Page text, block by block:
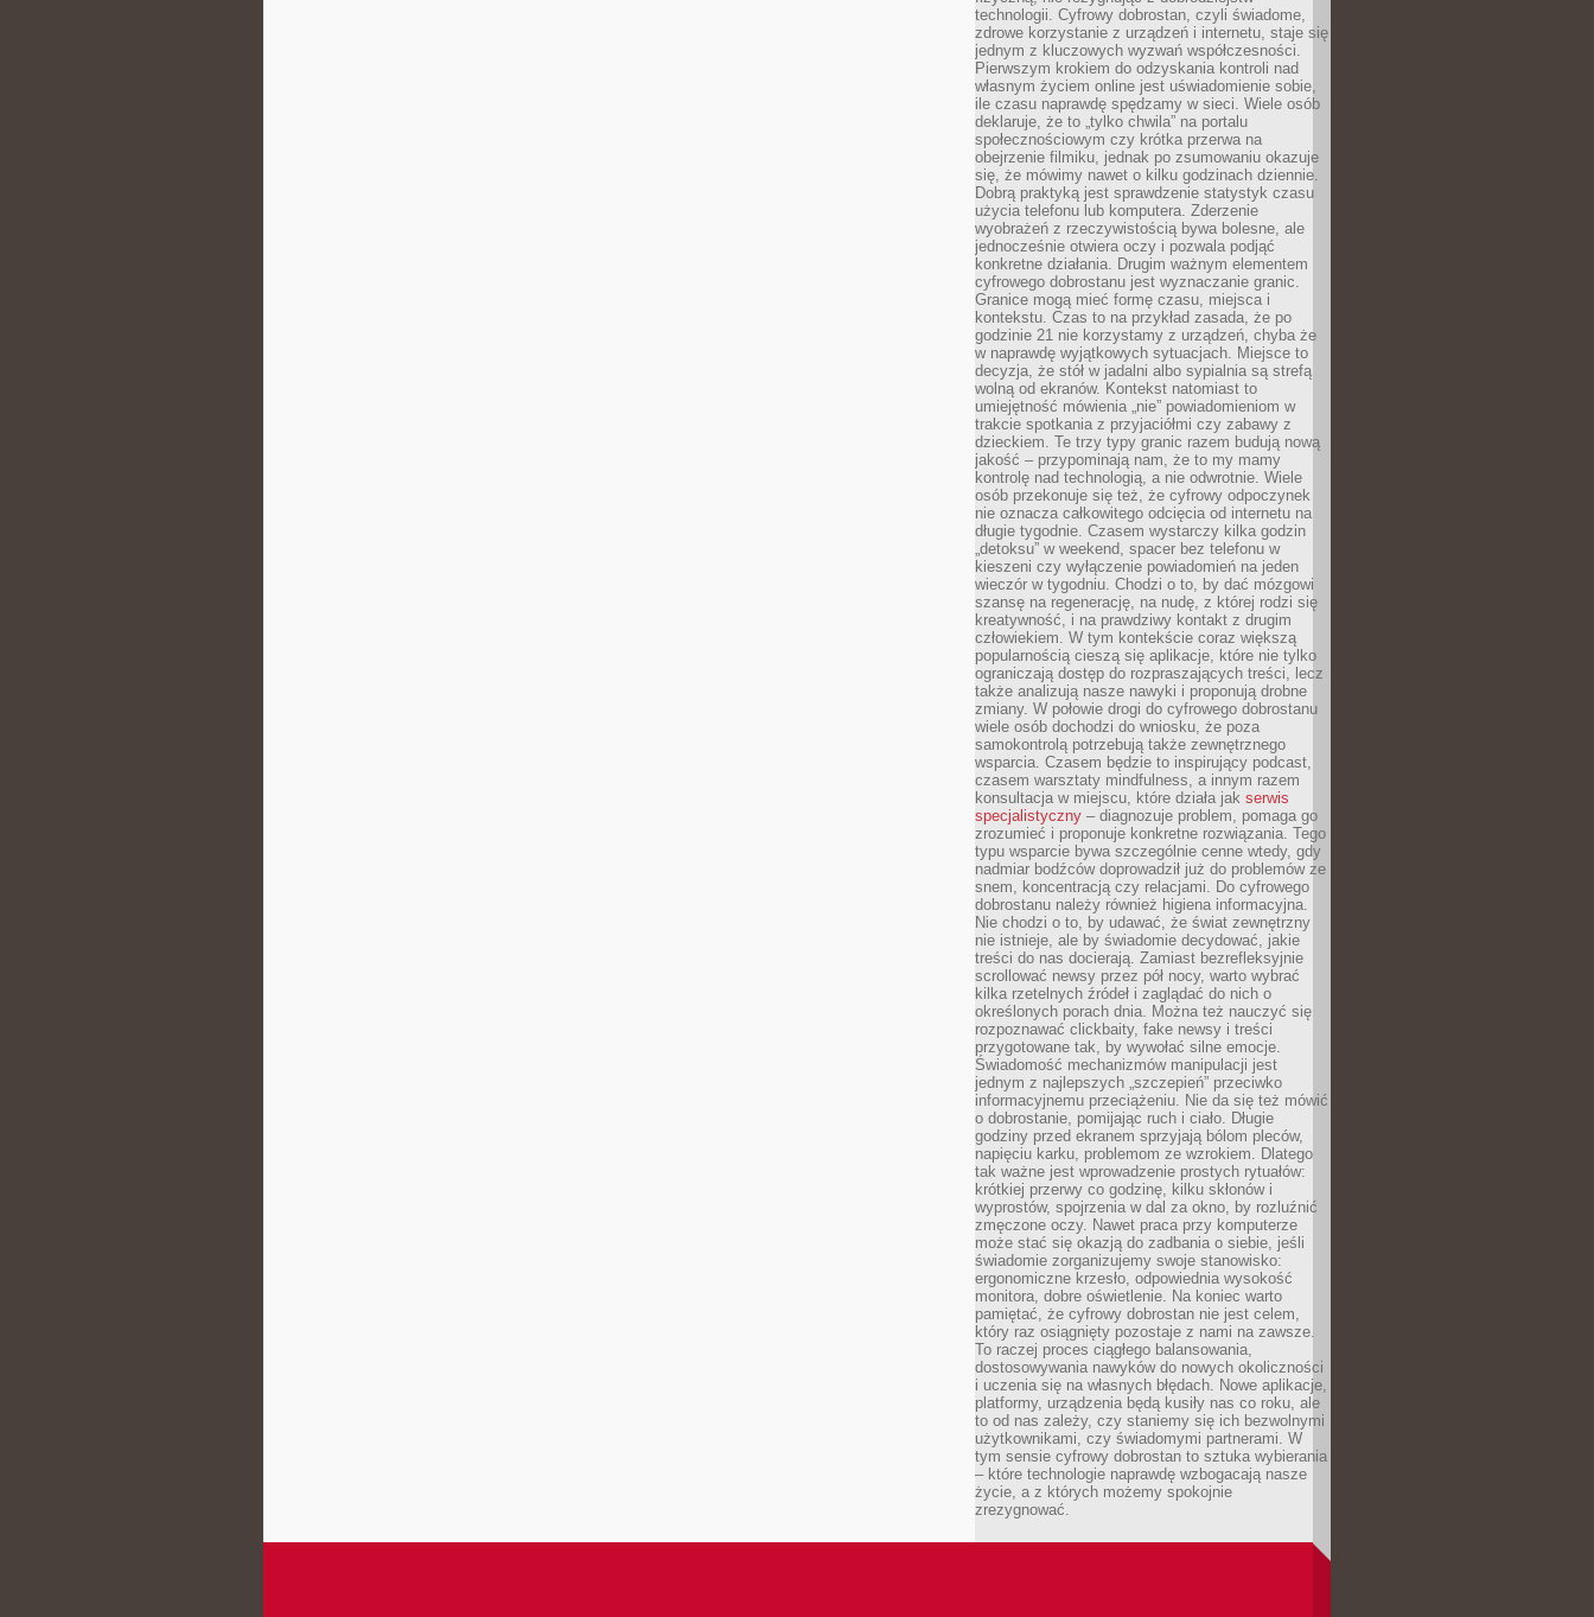
technologii. Cyfrowy dobrostan, czyli świadome,
zdrowe korzystanie z urządzeń i internetu, staje się
jednym z kluczowych wyzwań współczesności.
Pierwszym krokiem do odzyskania kontroli nad
własnym życiem online jest uświadomienie sobie,
ile czasu naprawdę spędzamy w sieci. Wiele osób
deklaruje, że to „tylko chwila” na portalu
społecznościowym czy krótka przerwa na
obejrzenie filmiku, jednak po zsumowaniu okazuje
się, że mówimy nawet o kilku godzinach dziennie.
Dobrą praktyką jest sprawdzenie statystyk czasu
użycia telefonu lub komputera. Zderzenie
wyobrażeń z rzeczywistością bywa bolesne, ale
jednocześnie otwiera oczy i pozwala podjąć
konkretne działania. Drugim ważnym elementem
cyfrowego dobrostanu jest wyznaczanie granic.
Granice mogą mieć formę czasu, miejsca i
kontekstu. Czas to na przykład zasada, że po
godzinie 21 nie korzystamy z urządzeń, chyba że
w naprawdę wyjątkowych sytuacjach. Miejsce to
decyzja, że stół w jadalni albo sypialnia są strefą
wolną od ekranów. Kontekst natomiast to
umiejętność mówienia „nie” powiadomieniom w
trakcie spotkania z przyjaciółmi czy zabawy z
dzieckiem. Te trzy typy granic razem budują nową
jakość – przypominają nam, że to my mamy
kontrolę nad technologią, a nie odwrotnie. Wiele
osób przekonuje się też, że cyfrowy odpoczynek
nie oznacza całkowitego odcięcia od internetu na
długie tygodnie. Czasem wystarczy kilka godzin
„detoksu” w weekend, spacer bez telefonu w
kieszeni czy wyłączenie powiadomień na jeden
wieczór w tygodniu. Chodzi o to, by dać mózgowi
szansę na regenerację, na nudę, z której rodzi się
kreatywność, i na prawdziwy kontakt z drugim
człowiekiem. W tym kontekście coraz większą
popularnością cieszą się aplikacje, które nie tylko
ograniczają dostęp do rozpraszających treści, lecz
także analizują nasze nawyki i proponują drobne
zmiany. W połowie drogi do cyfrowego dobrostanu
wiele osób dochodzi do wniosku, że poza
samokontrolą potrzebują także zewnętrznego
wsparcia. Czasem będzie to inspirujący podcast,
czasem warsztaty mindfulness, a innym razem
konsultacja w miejscu, które działa jak serwis
specjalistyczny – diagnozuje problem, pomaga go
zrozumieć i proponuje konkretne rozwiązania. Tego
typu wsparcie bywa szczególnie cenne wtedy, gdy
nadmiar bodźców doprowadził już do problemów ze
snem, koncentracją czy relacjami. Do cyfrowego
dobrostanu należy również higiena informacyjna.
Nie chodzi o to, by udawać, że świat zewnętrzny
nie istnieje, ale by świadomie decydować, jakie
treści do nas docierają. Zamiast bezrefleksyjnie
scrollować newsy przez pół nocy, warto wybrać
kilka rzetelnych źródeł i zaglądać do nich o
określonych porach dnia. Można też nauczyć się
rozpoznawać clickbaity, fake newsy i treści
przygotowane tak, by wywołać silne emocje.
Świadomość mechanizmów manipulacji jest
jednym z najlepszych „szczepień” przeciwko
informacyjnemu przeciążeniu. Nie da się też mówić
o dobrostanie, pomijając ruch i ciało. Długie
godziny przed ekranem sprzyjają bólom pleców,
napięciu karku, problemom ze wzrokiem. Dlatego
tak ważne jest wprowadzenie prostych rytuałów:
krótkiej przerwy co godzinę, kilku skłonów i
wyprostów, spojrzenia w dal za okno, by rozluźnić
zmęczone oczy. Nawet praca przy komputerze
może stać się okazją do zadbania o siebie, jeśli
świadomie zorganizujemy swoje stanowisko:
ergonomiczne krzesło, odpowiednia wysokość
monitora, dobre oświetlenie. Na koniec warto
pamiętać, że cyfrowy dobrostan nie jest celem,
który raz osiągnięty pozostaje z nami na zawsze.
To raczej proces ciągłego balansowania,
dostosowywania nawyków do nowych okoliczności
i uczenia się na własnych błędach. Nowe aplikacje,
platformy, urządzenia będą kusiły nas co roku, ale
to od nas zależy, czy staniemy się ich bezwolnymi
użytkownikami, czy świadomymi partnerami. W
tym sensie cyfrowy dobrostan to sztuka wybierania
– które technologie naprawdę wzbogacają nasze
życie, a z których możemy spokojnie
zrezygnować.